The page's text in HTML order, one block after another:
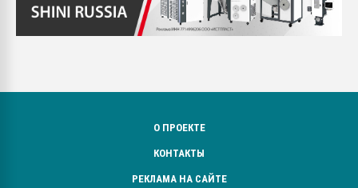
О ПРОЕКТЕ
КОНТАКТЫ
РЕКЛАМА НА САЙТЕ